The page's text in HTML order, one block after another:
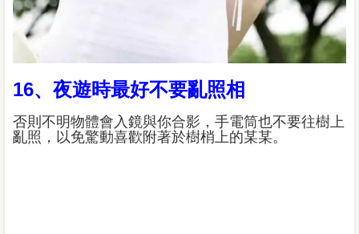
16、夜遊時最好不要亂照相
否則不明物體會入鏡與你合影，手電筒也不要往樹上
亂照，以免驚動喜歡附著於樹梢上的某某。